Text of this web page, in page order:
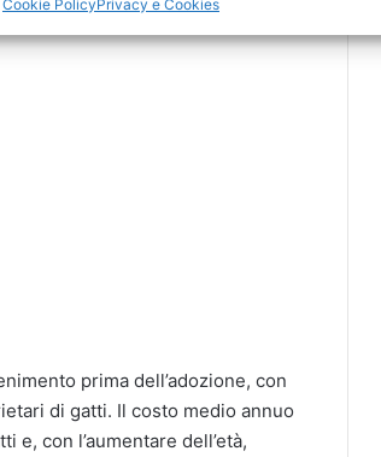
Cookie PolicyPrivacy e Cookies
prima dell’adozione, con
di gatti. Il costo medio annuo
con l’aumentare dell’età,